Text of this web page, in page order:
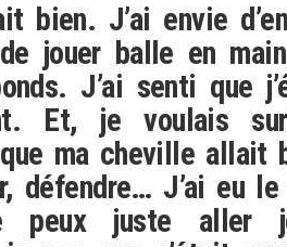
bien. J’ai envie
jouer balle en
J’ai senti que
Et, je voulais
ma cheville allait
défendre… J’ai eu
peux juste aller